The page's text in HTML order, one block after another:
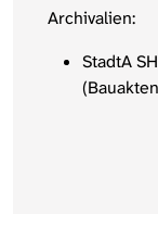
Archivalien:
StadtA